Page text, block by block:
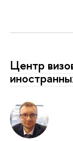
Центр